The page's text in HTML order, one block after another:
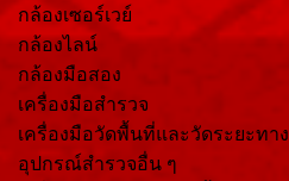
กล้องเซอร์เวย์
กล้องไลน์
กล้องมือสอง
เครื่องมือสำรวจ
เครื่องมือวัดพื้นที่และวัดระยะทาง
อุปกรณ์สำรวจอื่น ๆ